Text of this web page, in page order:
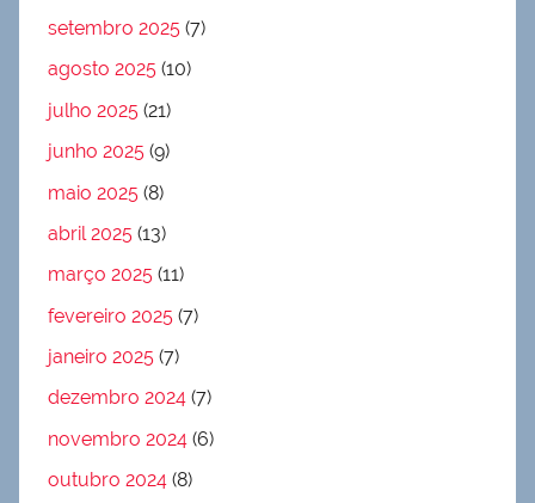
setembro 2025 (7)
agosto 2025 (10)
julho 2025 (21)
junho 2025 (9)
maio 2025 (8)
abril 2025 (13)
março 2025 (11)
fevereiro 2025 (7)
janeiro 2025 (7)
dezembro 2024 (7)
novembro 2024 (6)
outubro 2024 (8)